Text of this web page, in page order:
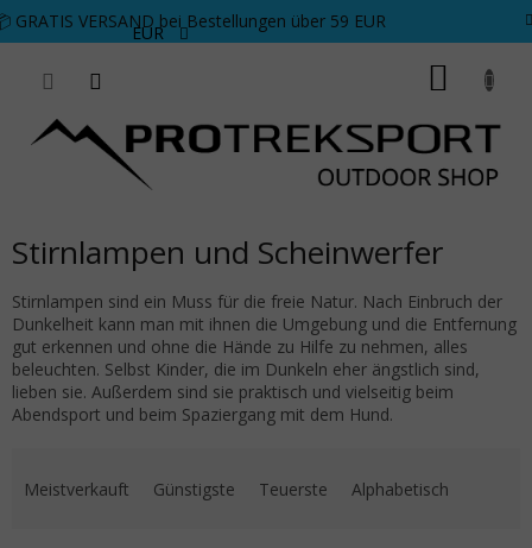
Zum Inhalt springen
GRATIS VERSAND bei Bestellungen über 59 EUR
EUR
Stirnlampen und Scheinwerfer
Stirnlampen sind ein Muss für die freie Natur. Nach Einbruch der
Dunkelheit kann man mit ihnen die Umgebung und die Entfernung
gut erkennen und ohne die Hände zu Hilfe zu nehmen, alles
beleuchten. Selbst Kinder, die im Dunkeln eher ängstlich sind,
lieben sie. Außerdem sind sie praktisch und vielseitig beim
Abendsport und beim Spaziergang mit dem Hund.
Meistverkauft Günstigste Teuerste Alphabetisch